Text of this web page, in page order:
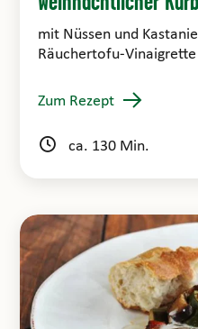
mit Nüssen und
Räuchertofu-
Zum Rezept
ca. 130 Min.